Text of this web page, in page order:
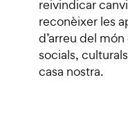
reivindicar
reconèixer les
d’arreu del
socials,
casa nostra.